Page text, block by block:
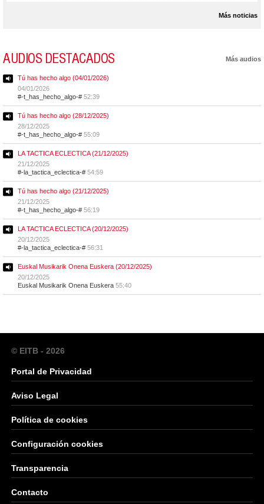
Más noticias
AUDIOS DESTACADOS Más audios
Tú has hecho algo (04/01/2026)
04/01/2026
#-t_has_hecho_algo-# 52:39
Tú has hecho algo (28/12/2025)
28/12/2025
#-t_has_hecho_algo-# 55:09
LA TACTICA ECLECTICA (21/12/2025)
21/12/2025
#-la_tactica_eclectica-# 54:59
Tú has hecho algo (21/12/2025)
21/12/2025
#-t_has_hecho_algo-# 56:19
LA TACTICA ECLECTICA (20/12/2025)
20/12/2025
#-la_tactica_eclectica-# 56:31
Euskal Musikarik Onena Euskera (20/12/2025)
20/12/2025
Euskal Musikarik Onena Euskera 55:40
© EITB - 2026
Portal de Privacidad
Aviso Legal
Política de cookies
Configuración cookies
Transparencia
Contacto